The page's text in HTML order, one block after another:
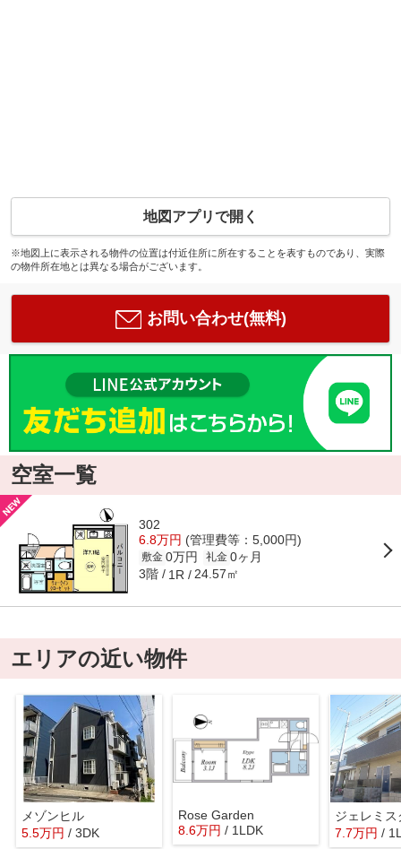
地図アプリで開く
※地図上に表示される物件の位置は付近住所に所在することを表すものであり、実際
の物件所在地とは異なる場合がございます。
お問い合わせ(無料)
空室一覧
302
6.8万円 (管理費等：5,000円)
敷金 0万円 礼金 0ヶ月
3階 1R 24.57㎡
エリアの近い物件
メゾンヒル
5.5万円 / 3DK
Rose Garden
8.6万円 / 1LDK
ジェレミ
7.7万円 /